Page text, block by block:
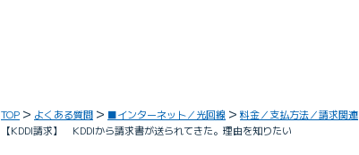
TOP よくある質問 ■インターネット／光回線 料金／支払方法／請求関連
【KDDI請求】 KDDIから請求書が送られてきた。理由を知りたい